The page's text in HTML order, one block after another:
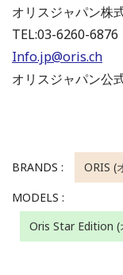
オリスジャパン株
TEL:03-6260-6876
Info.jp@oris.ch
オリスジャパン公
BRANDS :
ORIS (
MODELS :
Oris Star Edition (